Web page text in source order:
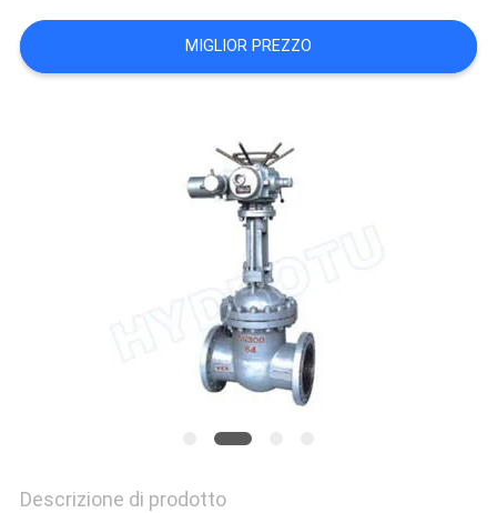
SITO
MIGLIOR PREZZO
Descrizione di prodotto